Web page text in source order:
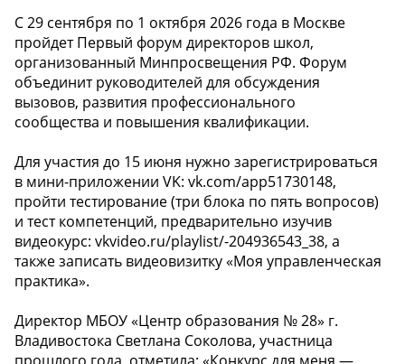
С 29 сентября по 1 октября 2026 года в Москве
пройдет Первый форум директоров школ,
организованный Минпросвещения РФ. Форум
объединит руководителей для обсуждения
вызовов, развития профессионального
сообщества и повышения квалификации.
Для участия до 15 июня нужно зарегистрироваться
в мини-приложении VK: vk.com/app51730148,
пройти тестирование (три блока по пять вопросов)
и тест компетенций, предварительно изучив
видеокурс: vkvideo.ru/playlist/-204936543_38, а
также записать видеовизитку «Моя управленческая
практика».
Директор МБОУ «Центр образования № 28» г.
Владивостока Светлана Соколова, участница